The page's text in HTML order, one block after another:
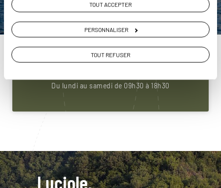
TOUT ACCEPTER
PERSONNALISER
TOUT REFUSER
Construisez votre voyage avec un spécialiste
Monténégro
01 86 95 65 38
Du lundi au samedi de 09h30 à 18h30
Luciole,